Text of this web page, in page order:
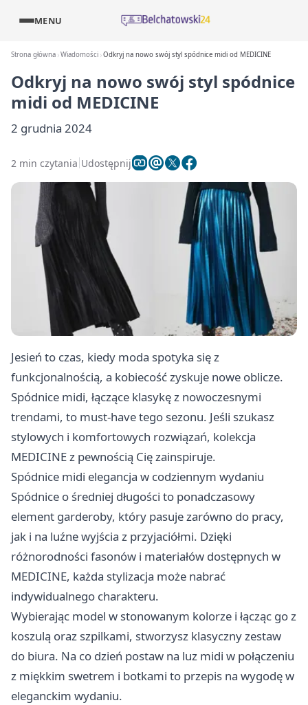
MENU
Strona główna Wiadomości Odkryj na nowo swój styl spódnice midi od MEDICINE
Odkryj na nowo swój styl spódnice
midi od MEDICINE
2 grudnia 2024
2 min czytania Udostępnij
Jesień to czas, kiedy moda spotyka się z
funkcjonalnością, a kobiecość zyskuje nowe oblicze.
Spódnice midi, łączące klasykę z nowoczesnymi
trendami, to must-have tego sezonu. Jeśli szukasz
stylowych i komfortowych rozwiązań, kolekcja
MEDICINE z pewnością Cię zainspiruje.
Spódnice midi elegancja w codziennym wydaniu
Spódnice o średniej długości to ponadczasowy
element garderoby, który pasuje zarówno do pracy,
jak i na luźne wyjścia z przyjaciółmi. Dzięki
różnorodności fasonów i materiałów dostępnych w
MEDICINE, każda stylizacja może nabrać
indywidualnego charakteru.
Wybierając model w stonowanym kolorze i łącząc go z
koszulą oraz szpilkami, stworzysz klasyczny zestaw
do biura. Na co dzień postaw na luz midi w połączeniu
z miękkim swetrem i botkami to przepis na wygodę w
eleganckim wydaniu.